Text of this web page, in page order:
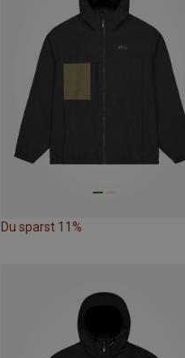
Du sparst 11%